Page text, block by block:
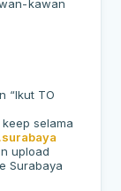
kawan
“Ikut TO
selama
upload
Surabaya